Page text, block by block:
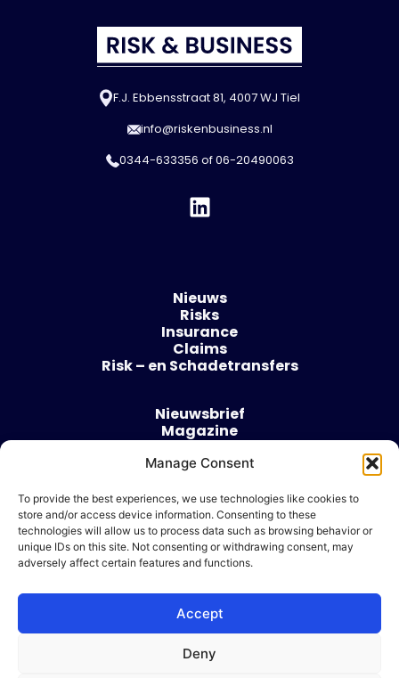
Manage Consent
To provide the best experiences, we use technologies like cookies to
store and/or access device information. Consenting to these
technologies will allow us to process data such as browsing behavior or
unique IDs on this site. Not consenting or withdrawing consent, may
adversely affect certain features and functions.
Accept
Deny
F.J. Ebbensstraat 81, 4007 WJ Tiel
info@riskenbusiness.nl
0344-633356 of06-20490063
Nieuws
Risks
Insurance
Claims
Risk – en Schadetransfers
Nieuwsbrief
Magazine
Over
Algemene voorwaarden
Cookie beleid
Ik wil adverteren